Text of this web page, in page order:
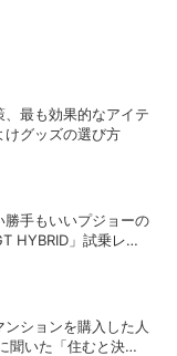
最も効果的なアイテ
けグッズの選び方
手もいいプジョーの
HYBRID」試乗レビ
ションを購入した人
聞いた「住むと決め